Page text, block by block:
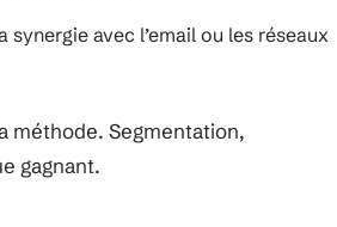
synergie avec l’email ou les réseaux
méthode. Segmentation,
gagnant.